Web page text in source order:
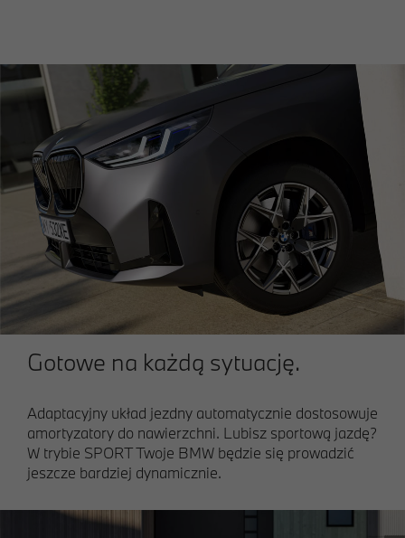
Gotowe na każdą sytuację.
Adaptacyjny układ jezdny automatycznie dostosowuje
amortyzatory do nawierzchni. Lubisz sportową jazdę?
W trybie SPORT Twoje BMW będzie się prowadzić
jeszcze bardziej dynamicznie.